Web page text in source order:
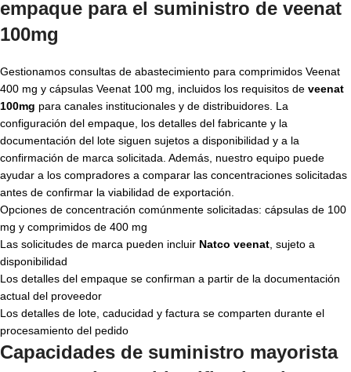
empaque para el suministro de veenat
100mg
Gestionamos consultas de abastecimiento para comprimidos Veenat
400 mg y cápsulas Veenat 100 mg, incluidos los requisitos de veenat
100mg para canales institucionales y de distribuidores. La
configuración del empaque, los detalles del fabricante y la
documentación del lote siguen sujetos a disponibilidad y a la
confirmación de marca solicitada. Además, nuestro equipo puede
ayudar a los compradores a comparar las concentraciones solicitadas
antes de confirmar la viabilidad de exportación.
Opciones de concentración comúnmente solicitadas: cápsulas de 100
mg y comprimidos de 400 mg
Las solicitudes de marca pueden incluir Natco veenat , sujeto a
disponibilidad
Los detalles del empaque se confirman a partir de la documentación
actual del proveedor
Los detalles de lote, caducidad y factura se comparten durante el
procesamiento del pedido
Capacidades de suministro mayorista